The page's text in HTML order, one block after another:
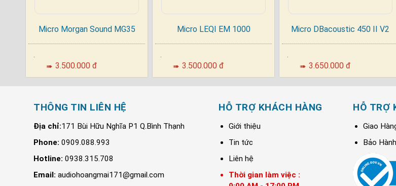
Thông số kĩ thuật :
Tỷ lệ tín hiệu/nhiễu: > 80dB
Micro Morgan Sound MG35
.
➠ 3.500.000 đ
Micro LEQI EM 1000
.
➠ 3.500.000 đ
Micro DBacoustic 450 II V2
.
➠ 3.650.000 đ
THÔNG TIN LIÊN HỆ
Địa chỉ:171 Bùi Hữu Nghĩa P1 Q.Bình Thạnh
Phone:0909.088.993
Hotline: 0938.315.708
Email:audiohoangmai171@gmail.com
HỖ TRỢ KHÁCH HÀNG
Giới thiệu
Tin tức
Liên hệ
Thời gian làm việc :
HỖ TRỢ
Giao
Bảo